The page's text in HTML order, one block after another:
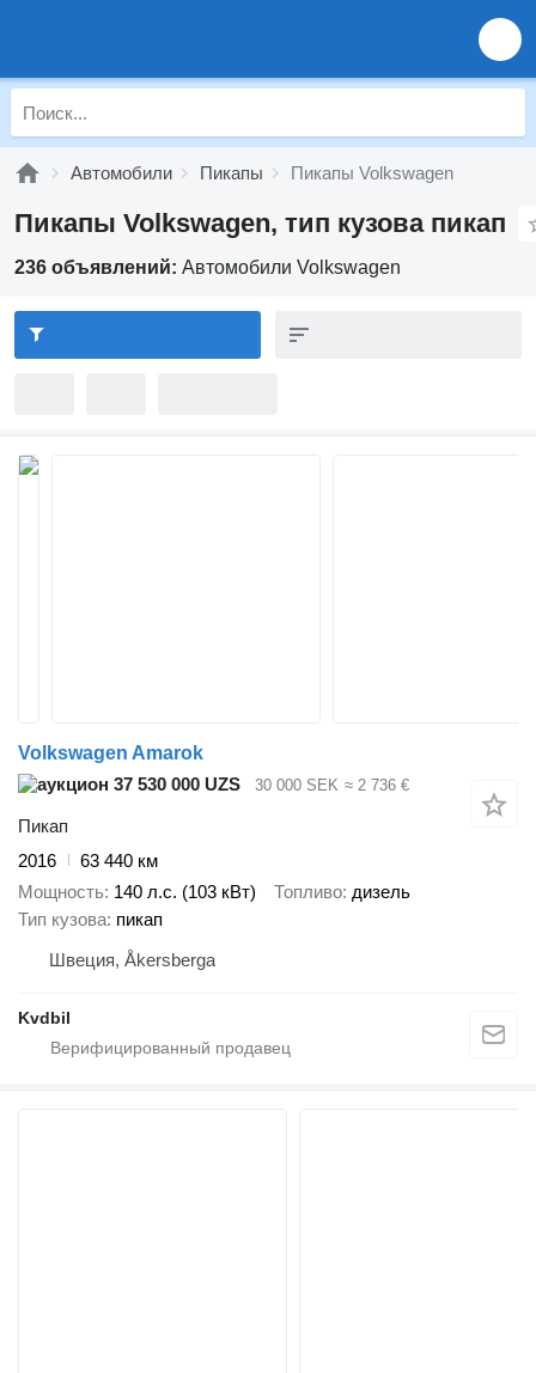
Автомобили Пикапы Пикапы Volkswagen
Пикапы Volkswagen, тип кузова пикап
236 объявлений: Автомобили Volkswagen
Volkswagen Amarok
37 530 000 UZS
30 000 SEK ≈ 2 736 €
Пикап
2016
63 440 км
Мощность 140 л.с. (103 кВт) Топливо дизель
Тип кузова пикап
Швеция, Åkersberga
Kvdbil